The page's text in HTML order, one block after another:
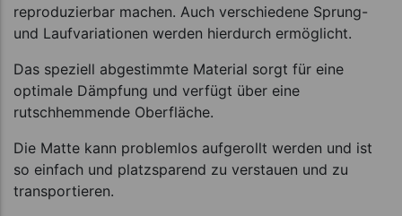
reproduzierbar machen. Auch verschiedene Sprung-
und Laufvariationen werden hierdurch ermöglicht.
Das speziell abgestimmte Material sorgt für eine
optimale Dämpfung und verfügt über eine
rutschhemmende Oberfläche.
Die Matte kann problemlos aufgerollt werden und ist
so einfach und platzsparend zu verstauen und zu
transportieren.